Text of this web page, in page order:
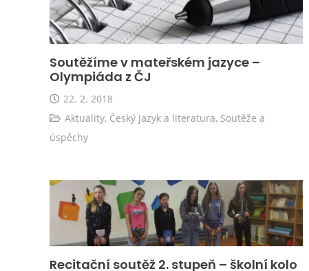
Soutěžíme v mateřském jazyce –
Olympiáda z ČJ
22. 2. 2018
Aktuality, Český jazyk a literatura, Soutěže a
úspěchy
Recitační soutěž 2. stupeň – školní kolo